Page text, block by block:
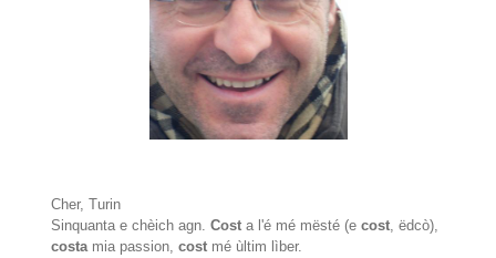
Cher, Turin
Sinquanta e chèich agn.Cost a l'é mé mësté (ecost , ëdcò),
costa mia passion,cost mé ùltim lìber.